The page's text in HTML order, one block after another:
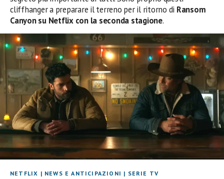
cliffhanger a preparare il terreno per il ritorno di Ransom
Canyon su Netflix con la seconda stagione.
NETFLIX | NEWS E ANTICIPAZIONI | SERIE TV